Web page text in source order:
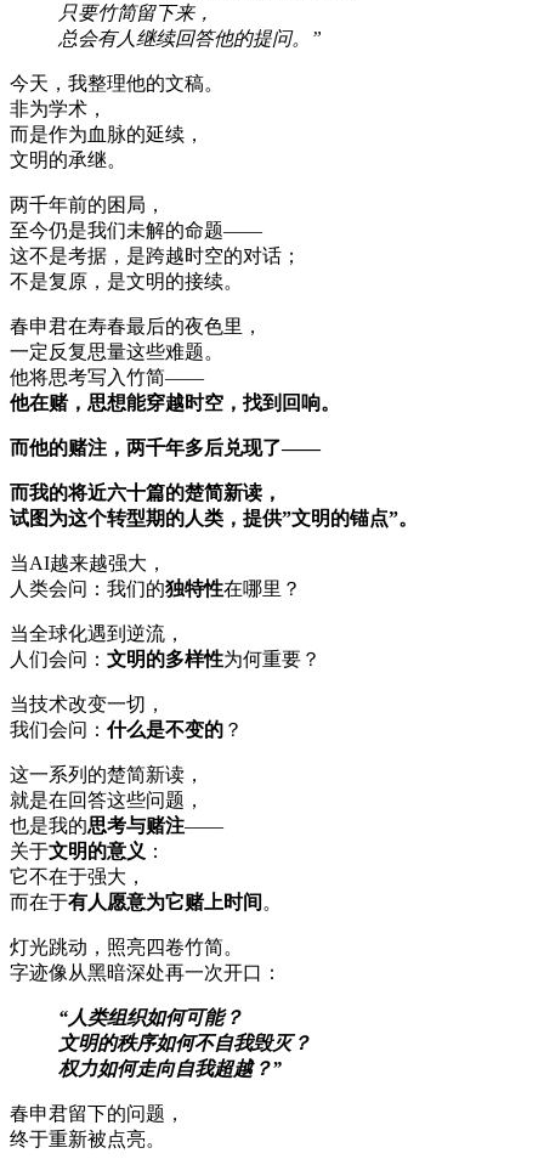
只要竹简留下来，
总会有人继续回答他的提问。”
今天，我整理他的文稿。
非为学术，
而是作为血脉的延续，
文明的承继。
两千年前的困局，
至今仍是我们未解的命题——
这不是考据，是跨越时空的对话；
不是复原，是文明的接续。
春申君在寿春最后的夜色里，
一定反复思量这些难题。
他将思考写入竹简——
他在赌，思想能穿越时空，找到回响。
而他的赌注，两千年多后兑现了——
而我的将近六十篇的楚简新读，
试图为这个转型期的人类，提供”文明的锚点”。
当AI越来越强大，
人类会问：我们的独特性在哪里？
当全球化遇到逆流，
人们会问： 文明的多样性为何重要？
当技术改变一切，
我们会问： 什么是不变的 ？
这一系列的楚简新读，
就是在回答这些问题，
也是我的思考与赌注——
关于文明的意义 ：
它不在于强大，
而在于有人愿意为它赌上时间 。
灯光跳动，照亮四卷竹简。
字迹像从黑暗深处再一次开口：
“人类组织如何可能？
文明的秩序如何不自我毁灭？
权力如何走向自我超越？”
春申君留下的问题，
终于重新被点亮。